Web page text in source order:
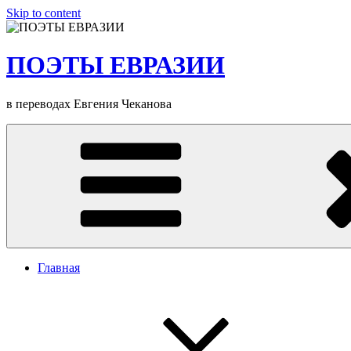
Skip to content
ПОЭТЫ ЕВРАЗИИ
в переводах Евгения Чеканова
Главная